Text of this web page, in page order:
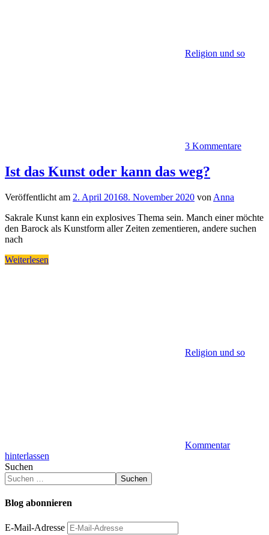
Religion und so
3 Kommentare
Ist das Kunst oder kann das weg?
Veröffentlicht am 2. April 20168. November 2020 von Anna
Sakrale Kunst kann ein explosives Thema sein. Manch einer möchte
den Barock als Kunstform aller Zeiten zementieren, andere suchen
nach
Weiterlesen
Religion und so
Kommentar
hinterlassen
Suchen
Suchen
Blog abonnieren
E-Mail-Adresse